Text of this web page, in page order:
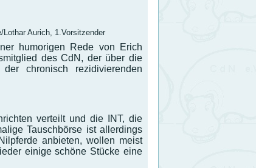
Aurich, 1.Vorsitzender
humorigen Rede von Erich
des CdN, der über die
chronisch rezidivierenden
verteilt und die INT, die
Tauschbörse ist allerdings
anbieten, wollen meist
einige schöne Stücke eine